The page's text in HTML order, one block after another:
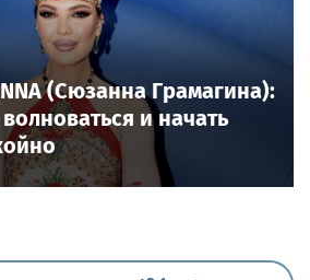
(Сюзанна Грамагина):
и начать